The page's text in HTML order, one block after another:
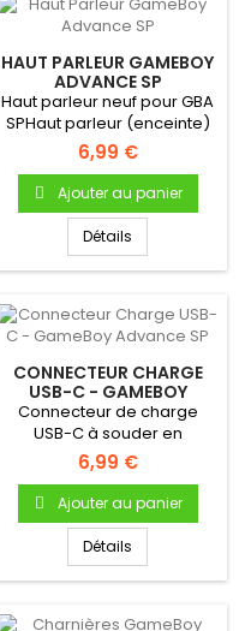
HAUT PARLEUR GAMEBOY
ADVANCE SP
Haut parleur neuf pour GBA
SPHaut parleur (enceinte)
interne neuf...
6,99 €
Ajouter au panier
Détails
CONNECTEUR CHARGE
USB-C - GAMEBOY
ADVANCE SP
Connecteur de charge
USB-C à souder en
remplacement du
connecteur original,...
6,99 €
Ajouter au panier
Détails